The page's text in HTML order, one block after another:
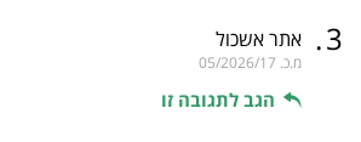
3
. אתר אשכול
מ.כ. 05/2026/17
הגב לתגובה זו